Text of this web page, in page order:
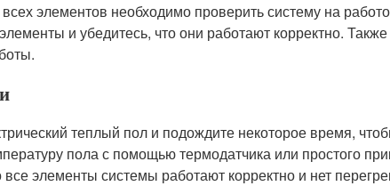
элементов необходимо проверить систему на
и убедитесь, что они работают корректно.
теплый пол и подождите некоторое время,
пола с помощью термодатчика или простого
все элементы системы работают корректно и нет